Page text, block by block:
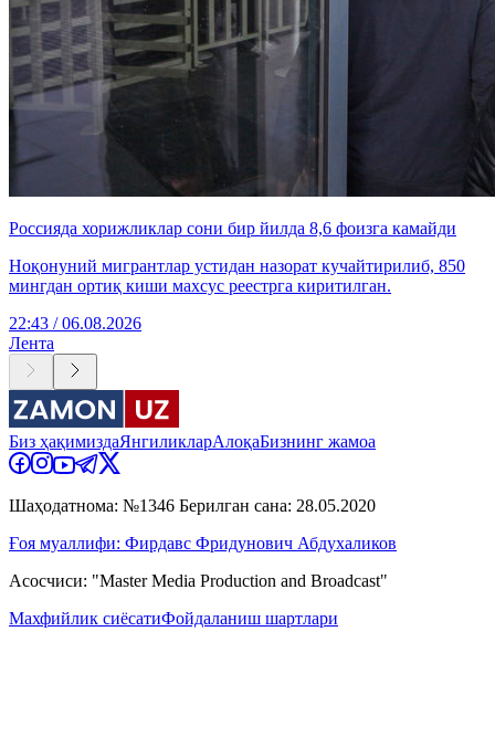
Россияда хорижликлар сони бир йилда 8,6 фоизга камайди
Ноқонуний мигрантлар устидан назорат кучайтирилиб, 850
мингдан ортиқ киши махсус реестрга киритилган.
22:43 / 06.08.2026
Лента
Биз ҳақимиздаЯнгиликларАлоқаБизнинг жамоа
Шаҳодатнома: №1346 Берилган сана: 28.05.2020
Ғоя муаллифи: Фирдавс Фридунович Абдухаликов
Асосчиси: "Master Media Production and Broadcast"
Махфийлик сиёсатиФойдаланиш шартлари